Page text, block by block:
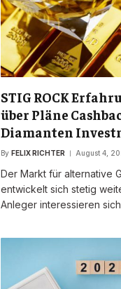
STIG ROCK
über Pläne
Diamanten
By FELIX RICHTER August 4,
Der Markt für alternative
entwickelt sich stetig
Anleger interessieren